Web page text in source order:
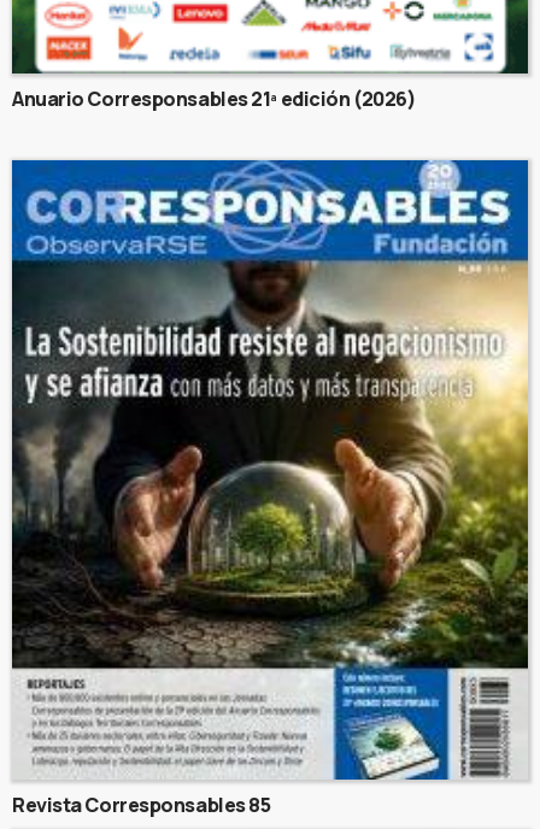
Anuario Corresponsables 21ª edición (2026)
Revista Corresponsables 85